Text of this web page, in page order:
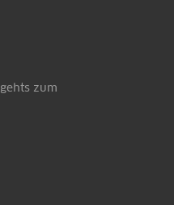
gehts zum